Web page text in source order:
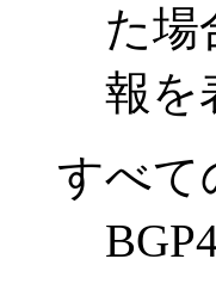
た場
報を
すべて